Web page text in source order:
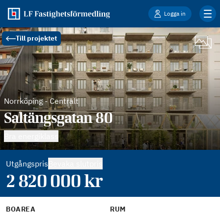
Logga in
Till projektet
Norrköping-Centralt
Saltängsgatan 80
Utgångspris
2 820 000kr
BOAREA
RUM